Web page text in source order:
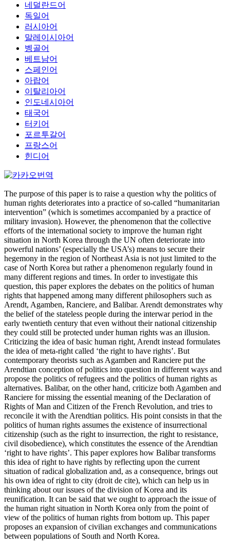
네덜란드어
독일어
러시아어
말레이시아어
벵골어
베트남어
스페인어
아랍어
이탈리아어
인도네시아어
태국어
터키어
포르투갈어
프랑스어
힌디어
The purpose of this paper is to raise a question why the politics of
human rights deteriorates into a practice of so-called “humanitarian
intervention” (which is sometimes accompanied by a practice of
military invasion). However, the phenomenon that the collective
efforts of the international society to improve the human right
situation in North Korea through the UN often deteriorate into
powerful nations’ (especially the USA’s) means to secure their
hegemony in the region of Northeast Asia is not just limited to the
case of North Korea but rather a phenomenon regularly found in
many different regions and times. In order to investigate this
question, this paper explores the debates on the politics of human
rights that happened among many different philosophers such as
Arendt, Agamben, Ranciere, and Balibar. Arendt demonstrates why
the belief of the stateless people during the interwar period in the
early twentieth century that even without their national citizenship
they could still be protected under human rights was an illusion.
Criticizing the idea of basic human right, Arendt instead formulates
the idea of meta-right called ‘the right to have rights’. But
contemporary theorists such as Agamben and Ranciere put the
Arendtian conception of politics into question in different ways and
propose the politics of refugees and the politics of human rights as
alternatives. Balibar, on the other hand, criticize both Agamben and
Ranciere for missing the essential meaning of the Declaration of
Rights of Man and Citizen of the French Revolution, and tries to
reconcile it with the Arendtian politics. His point consists in that the
politics of human rights assumes the existence of insurrectional
citizenship (such as the right to insurrection, the right to resistance,
civil disobedience), which constitutes the essence of the Arendtian
‘right to have rights’. This paper explores how Balibar transforms
this idea of right to have rights by reflecting upon the current
situation of radical globalization and, as a consequence, brings out
his own idea of right to city (droit de cite), which can help us in
thinking about our issues of the division of Korea and its
reunification. It can be said that we ought to approach the issue of
the human right situation in North Korea only from the point of
view of the politics of human rights from bottom up. This paper
proposes an expansion of civilian exchanges and communications
between populations of South and North Korea.